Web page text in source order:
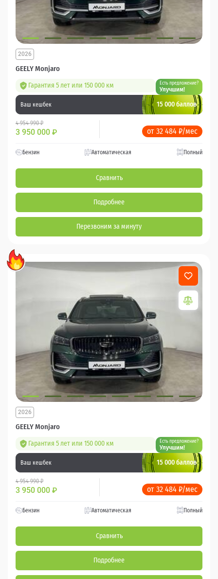
GEELY Monjaro
2026
Гарантия 5 лет или 150 000 км Есть предложение?
Улучшим!
Ваш кешбек 15 000 баллов
4 954 990 ₽
3 950 000 ₽ от 32 484 ₽/мес
Бензин Автоматическая Полный
Сравнить
Подробнее
Перезвоним за минуту
GEELY Monjaro
2026
Гарантия 5 лет или 150 000 км Есть предложение?
Улучшим!
Ваш кешбек 15 000 баллов
4 954 990 ₽
3 950 000 ₽ от 32 484 ₽/мес
Бензин Автоматическая Полный
Сравнить
Подробнее